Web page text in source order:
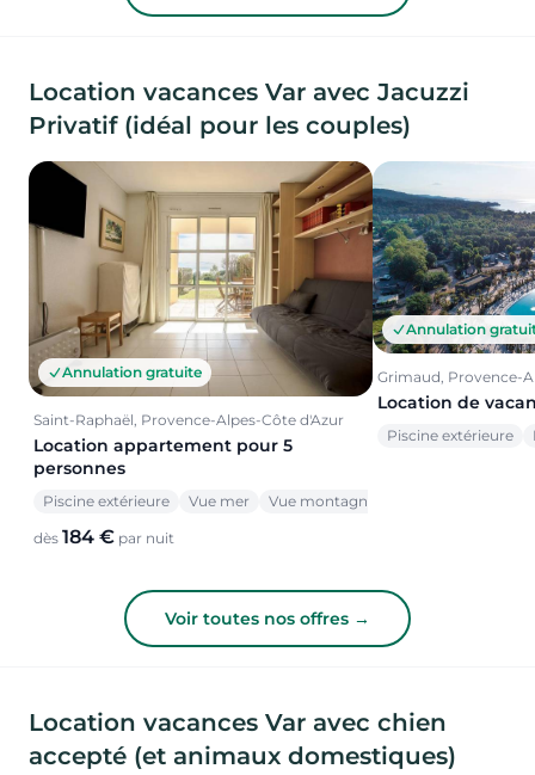
Location vacances Var avec Jacuzzi
Privatif (idéal pour les couples)
Annulation gratuite
Saint-Raphaël, Provence-Alpes-Côte d'Azur
Location appartement pour 5
personnes
Piscine extérieure Vue mer Vue montagne
dès 184 € par nuit
Annulation
Grimaud, Provence-
Location de
Piscine extérieure
Voir toutes nos offres →
Location vacances Var avec chien
accepté (et animaux domestiques)